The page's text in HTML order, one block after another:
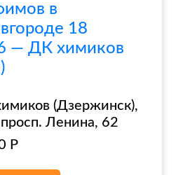
в
18
— ДК химиков
(Дзержинск),
Ленина, 62
Р